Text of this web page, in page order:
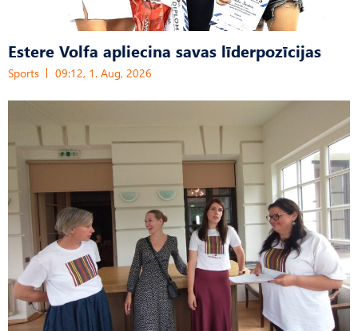
Estere Volfa apliecina savas līderpozīcijas
Sports 09:12, 1. Aug, 2026